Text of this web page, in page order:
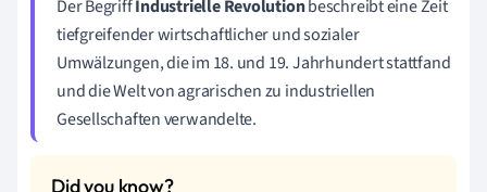
Der BegriffIndustrielle Revolutionbeschreibt eine Zeit
tiefgreifender wirtschaftlicher und sozialer
Umwälzungen, die im 18. und 19. Jahrhundert stattfand
und die Welt von agrarischen zu industriellen
Gesellschaften verwandelte.